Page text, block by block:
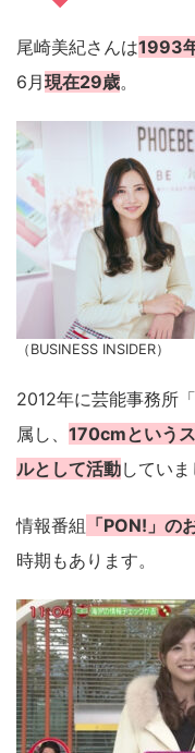
尾崎美紀さんは1993
6月現在29歳。
（BUSINESS INSIDER）
2012年に芸能事務所
属し、 170cmという
ルとして活動していま
情報番組 「PON!」の
時期もあります。